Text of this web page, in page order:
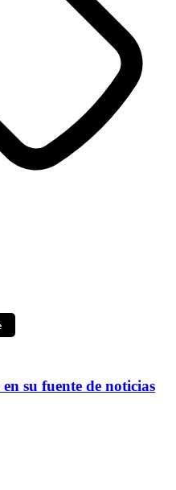
en su fuente de noticias